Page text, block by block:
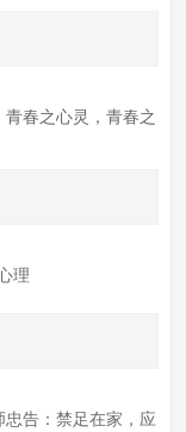
春之心灵，青春之
理
告：禁足在家，应